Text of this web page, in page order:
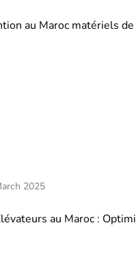
au Maroc matériels
2025
au Maroc :